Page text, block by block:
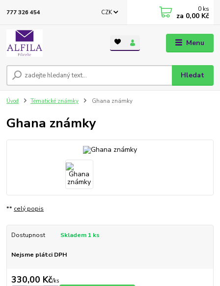
Menu
CZK
Hledat
777 326 454 0 ks
za 0,00 Kč
Úvod Tématické známky Ghana známky
Ghana známky
** celý popis
Dostupnost Skladem 1 ks
Nejsme plátci DPH
330,00 Kč/ks